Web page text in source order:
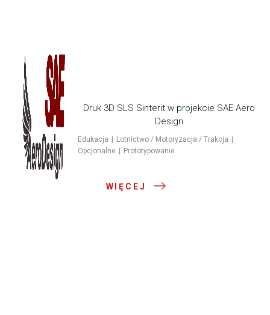
Druk 3D SLS Sinterit w projekcie SAE Aero
Design
Edukacja
Lotnictwo / Motoryzacja / Trakcja
Opcjonalne
Prototypowanie
WIĘCEJ